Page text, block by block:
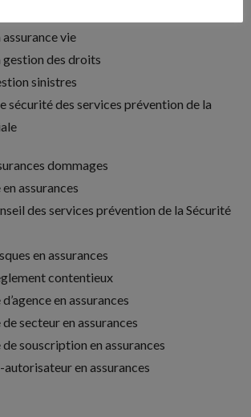
vie
gestion des droits
sinistres
sécurité des services prévention de la
dommages
assurances
des services prévention de la Sécurité
en assurances
contentieux
en assurances
secteur en assurances
souscription en assurances
en assurances